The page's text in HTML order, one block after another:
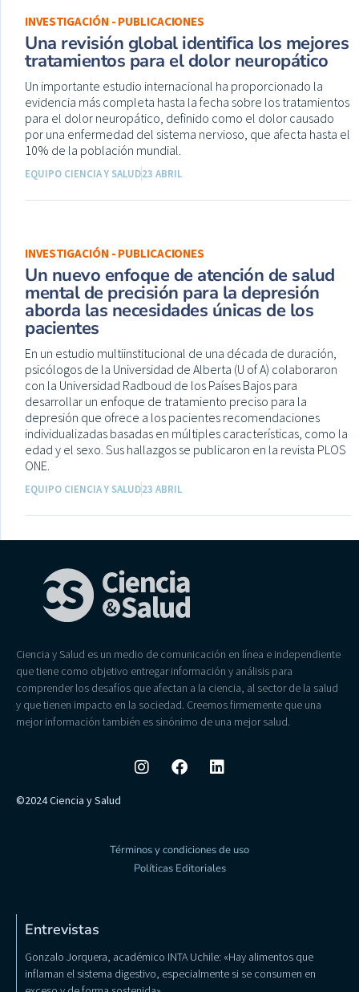
INVESTIGACIÓN - PUBLICACIONES
Una revisión global identifica los mejores
tratamientos para el dolor neuropático
Un importante estudio internacional ha proporcionado la
evidencia más completa hasta la fecha sobre los tratamientos
para el dolor neuropático, definido como el dolor causado
por una enfermedad del sistema nervioso, que afecta hasta el
10% de la población mundial.
EQUIPO CIENCIA Y SALUD23 ABRIL
INVESTIGACIÓN - PUBLICACIONES
Un nuevo enfoque de atención de salud
mental de precisión para la depresión
aborda las necesidades únicas de los
pacientes
En un estudio multiinstitucional de una década de duración,
psicólogos de la Universidad de Alberta (U of A) colaboraron
con la Universidad Radboud de los Países Bajos para
desarrollar un enfoque de tratamiento preciso para la
depresión que ofrece a los pacientes recomendaciones
individualizadas basadas en múltiples características, como la
edad y el sexo. Sus hallazgos se publicaron en la revista PLOS
ONE.
EQUIPO CIENCIA Y SALUD23 ABRIL
Ciencia y Salud es un medio de comunicación en línea e independiente
que tiene como objetivo entregar información y análisis para
comprender los desafíos que afectan a la ciencia, al sector de la salud
y que tienen impacto en la sociedad. Creemos firmemente que una
mejor información también es sinónimo de una mejor salud.
©2024 Ciencia y Salud
Términos y condiciones de uso
Políticas Editoriales
Entrevistas
Gonzalo Jorquera, académico INTA Uchile: «Hay alimentos que
inflaman el sistema digestivo, especialmente si se consumen en